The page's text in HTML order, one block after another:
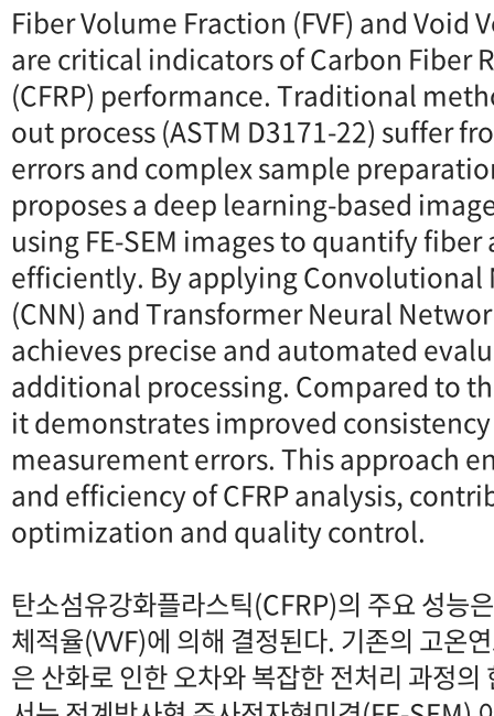
Fiber Volume Fraction (FVF) and Void
are critical indicators of Carbon Fiber
(CFRP) performance. Traditional
out process (ASTM D3171-22) suffer
errors and complex sample
proposes a deep learning-based
using FE-SEM images to quantify
efficiently. By applying Convolutional
(CNN) and Transformer Neural
achieves precise and automated
additional processing. Compared to
it demonstrates improved
measurement errors. This approach
and efficiency of CFRP analysis,
optimization and quality control.
탄소섬유강화플라스틱(CFRP)의 주요 성능
체적율(VVF)에 의해 결정된다. 기존의 고
은 산화로 인한 오차와 복잡한 전처리 과정